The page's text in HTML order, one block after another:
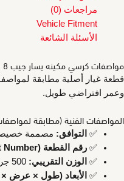
مراجعات (0)
Vehicle Fitment
الأسئلة الشائعة
مواصفات كرسي مكينه يسار جيب 8 سلندر٢٠٠٨-٢٠٢١
قطعة غيار أصلية مطابقة
وعمر افتراضي طويل.
المواصفات الفنية (مطابقة
✅ التوافق: مصممة خصيصاً
✅ رقم القطعة (Part Number):
✅ الوزن التقريبي:
✅ الأبعاد (طول × عرض ×